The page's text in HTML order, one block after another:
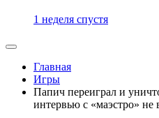
1 неделя спустя
Главная
Игры
Папич переиграл и
интервью с «маэстро» не